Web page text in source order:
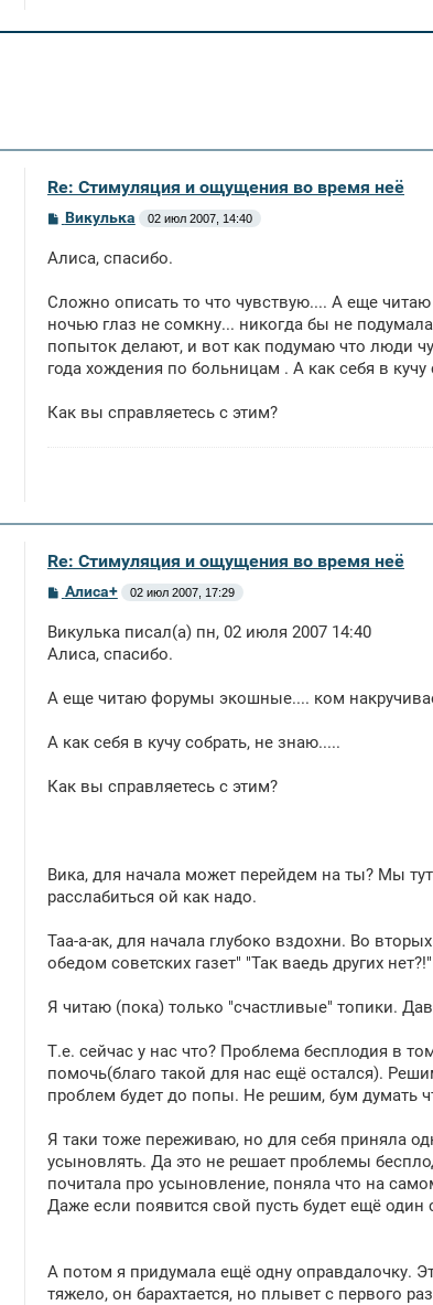
Re: Стимуляция и ощущения во время неё
С
б
н
и
Викулька 02 июл 2007, 14:40
Алиса, спасибо.
Сложно описать то что чувствую.... А еще
ночью глаз не сомкну... никогда бы не
попыток делают, и вот как подумаю что люди
года хождения по больницам . А как себя в кучу
Как вы справляетесь с этим?
Re: Стимуляция и ощущения во время неё
С
б
щ
и
Алиса+ 02 июл 2007, 17:29
Викулька писал(а) пн, 02 июля 2007 14:40
Алиса, спасибо.
А еще читаю форумы экошные.... ком
А как себя в кучу собрать, не знаю.....
Как вы справляетесь с этим?
Вика, для начала может перейдем на ты? Мы
расслабиться ой как надо.
Таа-а-ак, для начала глубоко вздохни. Во
обедом советских газет" "Так ваедь других
Я читаю (пока) только "счастливые" топики.
Т.е. сейчас у нас что? Проблема бесплодия в
помочь(благо такой для нас ещё остался).
проблем будет до попы. Не решим, бум думать
Я таки тоже переживаю, но для себя приняла
усыновлять. Да это не решает проблемы
почитала про усыновление, поняла что на
Даже если появится свой пусть будет ещё один
А потом я придумала ещё одну оправдалочку.
тяжело, он барахтается, но плывет с первого